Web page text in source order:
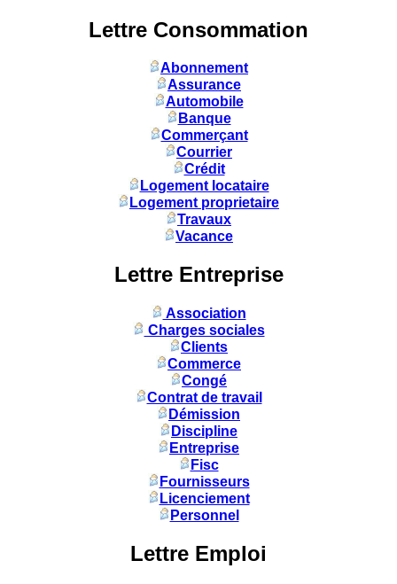
Lettre Consommation
Abonnement
Assurance
Automobile
Banque
Commerçant
Courrier
Crédit
Logement locataire
Logement proprietaire
Travaux
Vacance
Lettre Entreprise
Association
Charges sociales
Clients
Commerce
Congé
Contrat de travail
Démission
Discipline
Entreprise
Fisc
Fournisseurs
Licenciement
Personnel
Lettre Emploi